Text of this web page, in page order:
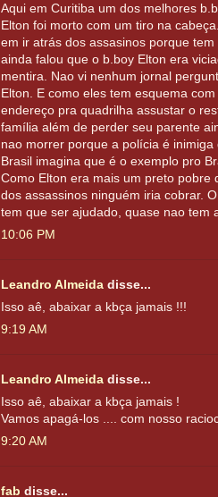
Aqui em Curitiba um dos melhores
Elton foi morto com um tiro na
em ir atrás dos assasinos porque
ainda falou que o b.boy Elton era
mentira. Nao vi nenhum jornal
Elton. E como eles tem esquema
endereço pra quadrilha assustar o
família além de perder seu parente
nao morrer porque a polícia é
Brasil imagina que é o exemplo pro
Como Elton era mais um preto pobre
dos assassinos ninguém iria cobrar.
tem que ser ajudado, quase nao tem
10:06 PM
Leandro Almeida disse...
Isso aê, abaixar a kbça jamais !!!
9:19 AM
Leandro Almeida disse...
Isso aê, abaixar a kbça jamais !
Vamos apagá-los .... com nosso
9:20 AM
fab disse...